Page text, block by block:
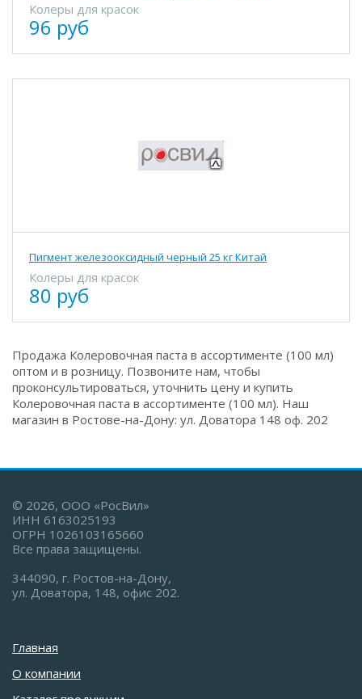
Колеры для красок
96 руб
Пигмент железооксидный черный 25 кг Китай
Колеры для красок
80 руб
Продажа Колеровочная паста в ассортименте (100 мл)
оптом и в розницу. Позвоните нам, чтобы
проконсультироваться, уточнить цену и купить
Колеровочная паста в ассортименте (100 мл). Наш
магазин в Ростове-на-Дону: ул. Доватора 148 оф. 202
© 2026, ООО «РосВил»
ИНН 6163025193
ОГРН 1026103165660
Все права защищены.
344090, г. Ростов-на-Дону,
ул. Доватора, 148, офис 202.
Главная
О компании